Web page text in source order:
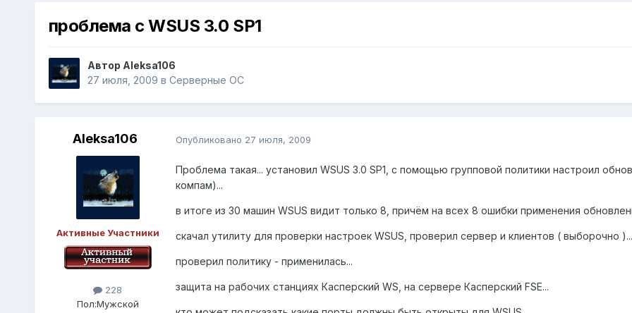
проблема с WSUS 3.0 SP1
Автор Aleksa106
27 июля, 2009 в Серверные ОС
Aleksa106
Активные Участники
228
Пол:Мужской
Опубликовано 27 июля, 2009
Проблема такая... установил WSUS 3.0 SP1, с помощью групповой политики настроил
компам)...
в итоге из 30 машин WSUS видит только 8, причём на всех 8 ошибки применения
скачал утилиту для проверки настроек WSUS, проверил сервер и клиентов ( выборочно
проверил политику - применилась...
защита на рабочих станциях Касперский WS, на сервере Касперский FSE...